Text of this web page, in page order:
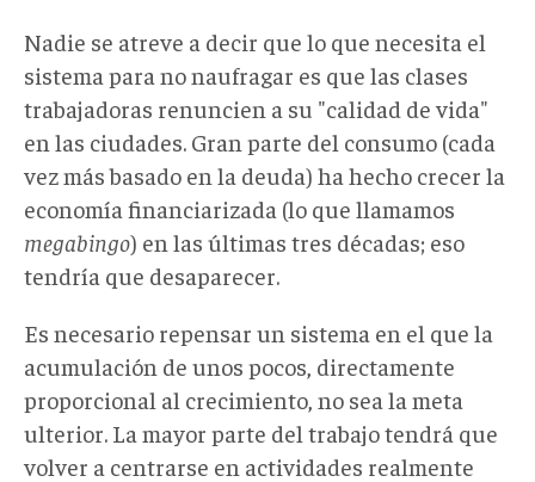
Nadie se atreve a decir que lo que necesita el
sistema para no naufragar es que las clases
trabajadoras renuncien a su "calidad de vida"
en las ciudades. Gran parte del consumo (cada
vez más basado en la deuda) ha hecho crecer la
economía financiarizada (lo que llamamos
megabingo) en las últimas tres décadas; eso
tendría que desaparecer.
Es necesario repensar un sistema en el que la
acumulación de unos pocos, directamente
proporcional al crecimiento, no sea la meta
ulterior. La mayor parte del trabajo tendrá que
volver a centrarse en actividades realmente